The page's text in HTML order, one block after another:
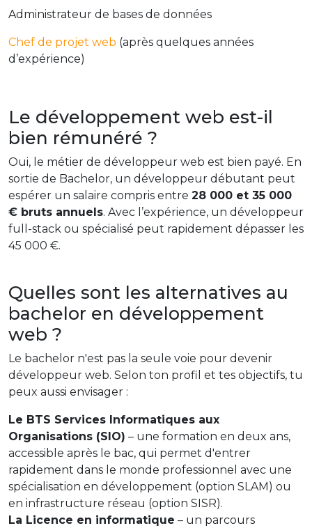
Administrateur de bases de données
Chef de projet web (après quelques années
d’expérience)
Le développement web est-il
bien rémunéré ?
Oui, le métier de développeur web est bien payé. En
sortie de Bachelor, un développeur débutant peut
espérer un salaire compris entre 28 000 et 35 000
€ bruts annuels. Avec l’expérience, un développeur
full-stack ou spécialisé peut rapidement dépasser les
45 000 €.
Quelles sont les alternatives au
bachelor en développement
web ?
Le bachelor n'est pas la seule voie pour devenir
développeur web. Selon ton profil et tes objectifs, tu
peux aussi envisager :
Le BTS Services Informatiques aux
Organisations (SIO) – une formation en deux ans,
accessible après le bac, qui permet d'entrer
rapidement dans le monde professionnel avec une
spécialisation en développement (option SLAM) ou
en infrastructure réseau (option SISR).
La Licence en informatique – un parcours